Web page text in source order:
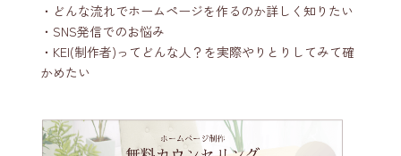
・どんな流れでホームページを作るのか詳しく知りたい
・SNS発信でのお悩み
・KEI(制作者)ってどんな人？を実際やりとりしてみて確
かめたい